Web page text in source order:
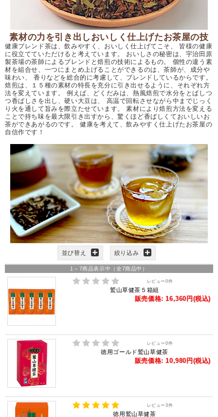
素材の力を引き出しおいしく仕上げたお茶屋の技
健康ブレンド茶は、飲みやすく、おいしく仕上げてこそ、 皆様の健康
に役立てていただけると考えています。 おいしさの秘密は、宇治田原
製茶場の茶師によるブレンドと焙煎の技術によるもの。 個性の違う素
材を組合せ、一つにまとめ上げることができるのは、茶師が、成分や
味わい、 香りなどを総合的に考慮して、ブレンドしているからです。
焙煎は、１５種の素材の特長を充分に引き出せるように、それぞれ方
法を変えています。 例えば、どくだみは、熱風焙煎で水分をとばしつ
つ香ばしさを出し、硬い大豆は、 高温で回転させながら中までじっく
り火を通して旨みを際立たせています。 素材により焙煎方法を変える
ことで持ち味を最大限引き出すから、驚くほど香ばしくておいしいお
茶ができあがるのです。 健康を考えて、飲みやすく仕上げたお茶屋の
自信作です！
並び替え 絞り込み
1 ～ 7商品表示中（全7商品中）
レビュー0件
鷲山草健茶５箱組
販売価格: 16,360円(税込)
レビュー0件
徳用ゴールド鷲山草健茶
販売価格: 10,980円(税込)
レビュー3件
徳用鷲山草健茶